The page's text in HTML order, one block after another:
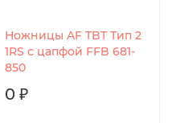
Ножницы AF TBT Тип 2
1RS с цапфой FFB 681-
850
0 ₽